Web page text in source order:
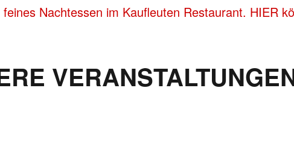
Nachtessen im Kaufleuten Restaurant. HIER